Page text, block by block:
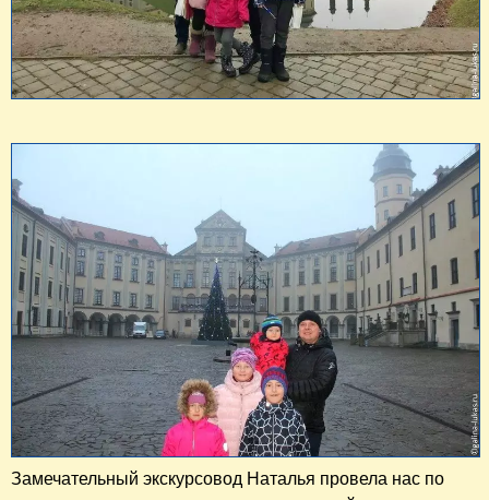
Замечательный экскурсовод Наталья провела нас по